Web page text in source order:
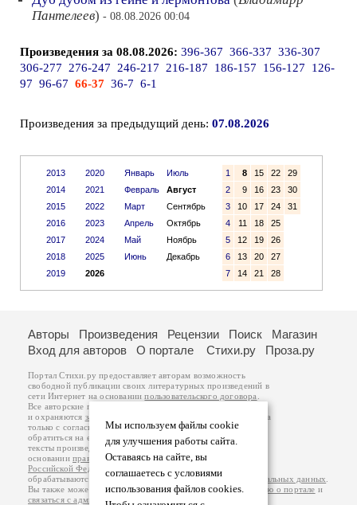
Пантелеев) - 08.08.2026 00:04
Произведения за 08.08.2026: 396-367 366-337 336-307
306-277
276-247 246-217 216-187 186-157 156-127
126-
97 96-67 66-37 36-7 6-1
Произведения за предыдущий день: 07.08.2026
2013
2014
2015
2016
2017
2018
2019
2020
2021
2022
2023
2024
2025
2026
Январь
Июль
Февраль
Август
Март
Сентябрь
Апрель
Октябрь
Май
Ноябрь
Июнь
Декабрь
1 8 15 22
29
2
9 16 23
30
3
10 17 24
31
4
11 18
25
5
12 19
26
6
13 20
27
7
14 21 28
Мы используем файлы cookie
для улучшения работы сайта.
Оставаясь на сайте, вы
соглашаетесь с условиями
использования файлов cookies.
Авторы Произведения Рецензии Поиск
Магазин
Вход для авторов
О портале Стихи.ру Проза.ру
Портал Стихи.ру предоставляет авторам возможность
свободной публикации своих литературных произведений в
сети Интернет на основаниипользовательского договора
Все авторские права на произведения принадлежат авторам
и охраняются законом
. Перепечатка произведений возможна
только с согласия его автора, к которому вы можете
обратиться на его авторской странице. Ответственность за
тексты произведений авторы несут самостоятельно на
основанииправил публикацииизаконодательства
Российской Федерации
обрабатываются на основанииПолитики обработки персональных данных
Вы также можете посмотреть более подробнуюинформацию о портале и
связаться с администрацией